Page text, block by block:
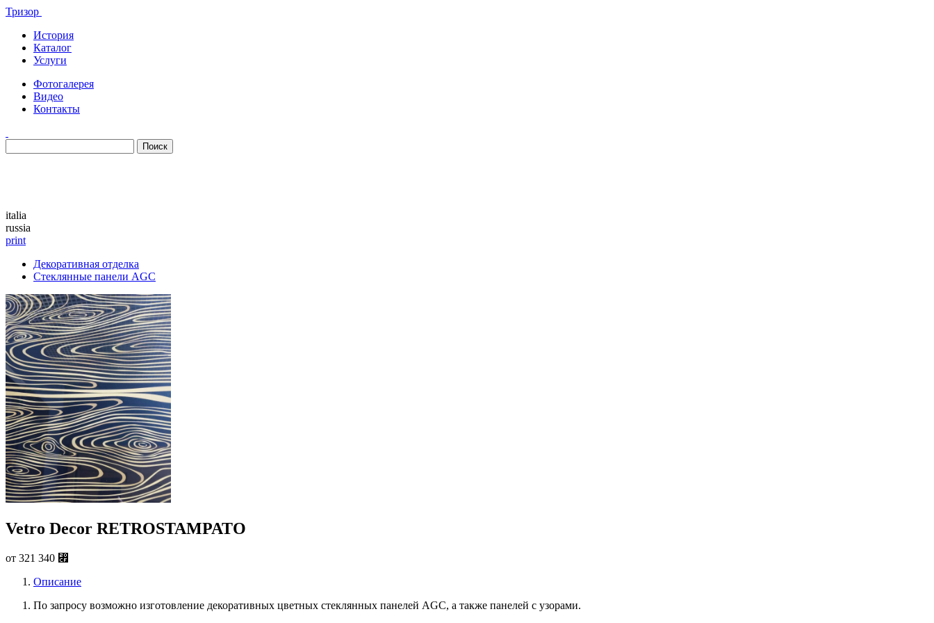
Тризор
История
Каталог
Услуги
Фотогалерея
Видео
Контакты
italia
russia
print
Декоративная отделка
Стеклянные панели AGC
Vetro Decor RETROSTAMPATO
от 321 340 ⃏
Описание
По запросу возможно изготовление декоративных цветных стеклянных панелей AGC, а также панелей с узорами.